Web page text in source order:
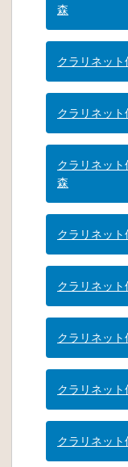
森
クラリネッ
クラリネッ
クラリネッ
森
クラリネッ
クラリネッ
クラリネッ
クラリネッ
クラリネッ